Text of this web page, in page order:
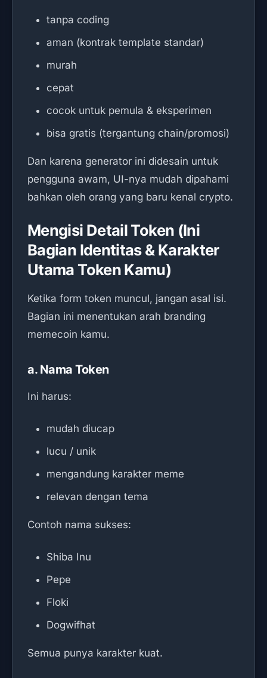
tanpa coding
aman (kontrak template standar)
murah
cepat
cocok untuk pemula & eksperimen
bisa gratis (tergantung chain/promosi)
Dan karena generator ini didesain untuk
pengguna awam, UI-nya mudah dipahami
bahkan oleh orang yang baru kenal crypto.
Mengisi Detail Token (Ini
Bagian Identitas & Karakter
Utama Token Kamu)
Ketika form token muncul, jangan asal isi.
Bagian ini menentukan arah branding
memecoin kamu.
a. Nama Token
Ini harus:
mudah diucap
lucu / unik
mengandung karakter meme
relevan dengan tema
Contoh nama sukses:
Shiba Inu
Pepe
Floki
Dogwifhat
Semua punya karakter kuat.